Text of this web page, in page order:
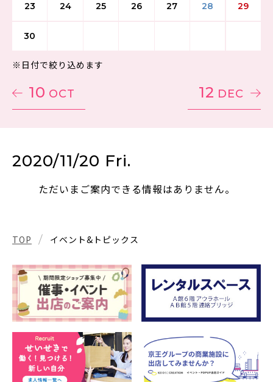
10 OCT
23 24 25 26 27 28 29
30
※日付で絞り込めます
12 DEC
2020/11/20 Fri.
ただいまご案内できる情報はありません。
TOP イベント&トピックス